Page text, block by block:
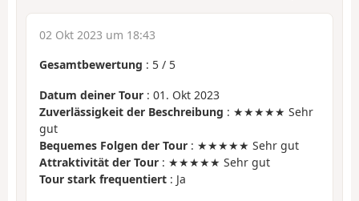
02 Okt 2023 um 18:43
Gesamtbewertung : 5 / 5
Datum deiner Tour : 01. Okt 2023
Zuverlässigkeit der Beschreibung : ★★★★★ Sehr
gut
Bequemes Folgen der Tour : ★★★★★ Sehr gut
Attraktivität der Tour : ★★★★★ Sehr gut
Tour stark frequentiert : Ja